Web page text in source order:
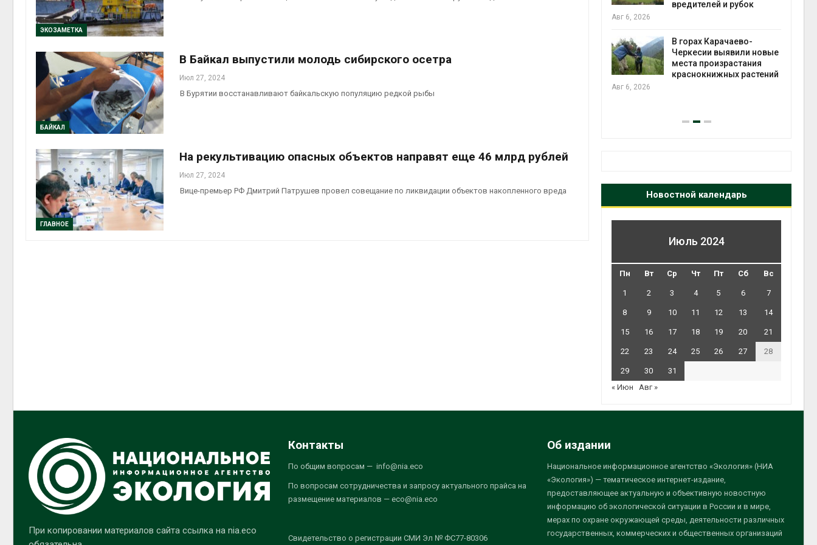
ЭКОЗАМЕТКА
БАЙКАЛ
В Байкал выпустили молодь сибирского осетра
Июл 27, 2024
В Бурятии восстанавливают байкальскую популяцию редкой рыбы
ГЛАВНОЕ
На рекультивацию опасных объектов направят еще 46 млрд рублей
Июл 27, 2024
Вице-премьер РФ Дмитрий Патрушев провел совещание по ликвидации объектов накопленного вреда
рекордного дождевого
В Домодедове
ликвидируют
на складе
вредителей и рубок
Авг 6, 2026
В горах Карачаево-
Черкесии выявили новые
места произрастания
краснокнижных растений
Авг 6, 2026
Новостной календарь
Июль 2024
Пн Вт Ср Чт Пт Сб Вс
1 2 3 4 5 6 7
8 9 10 11 12 13 14
15 16 17 18 19 20 21
22 23 24 25 26 27 28
29 30
31
« Июн
Авг »
При копировании материалов сайта ссылка на nia.eco
Контакты
По общим вопросам — info@nia.eco
По вопросам сотрудничества и запросу актуального прайса на
размещение материалов — eco@nia.eco
Свидетельство о регистрации СМИ Эл № ФС77-80306
Об издании
Национальное информационное агентство «Экология» (НИА
«Экология») — тематическое интернет-издание,
предоставляющее актуальную и объективную новостную
информацию об экологической ситуации в России и в мире,
мерах по охране окружающей среды, деятельности различных
государственных, коммерческих и общественных организаций